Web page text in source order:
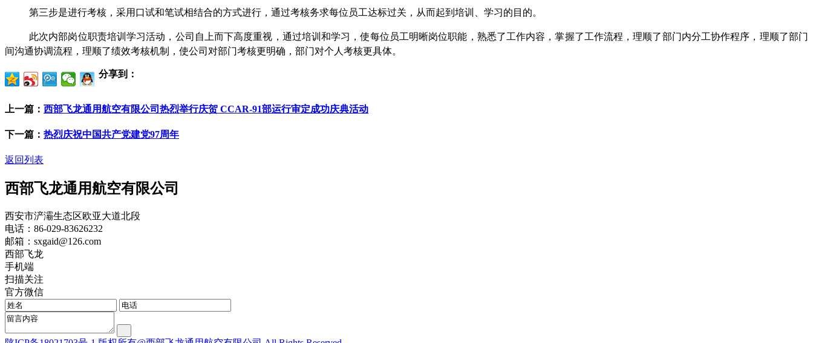
第三步是进行考核，采用口试和笔试相结合的方式进行，通过考核务求每位员工达标过关，从而起到培训、学习的目的。
此次内部岗位职责培训学习活动，公司自上而下高度重视，通过培训和学习，使每位员工明晰岗位职能，熟悉了工作内容，掌握了工作流程，理顺了部门内分工协作程序，理顺了部门
间沟通协调流程，理顺了绩效考核机制，使公司对部门考核更明确，部门对个人考核更具体。
分享到：
上一篇： 西部飞龙通用航空有限公司热烈举行庆贺 CCAR-91部运行审定成功庆典活动
下一篇： 热烈庆祝中国共产党建党97周年
返回列表
西部飞龙通用航空有限公司
西安市浐灞生态区欧亚大道北段
电话：86-029-83626232
邮箱：sxgaid@126.com
西部飞龙
手机端
扫描关注
官方微信